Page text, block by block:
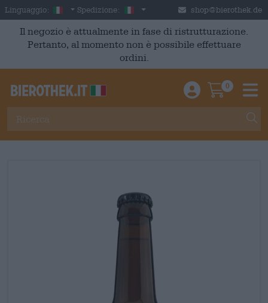
Skip to main content
Linguaggio: Italian
Spedizione: Italia shop@bierothek.de
Il negozio è attualmente in fase di ristrutturazione.
Pertanto, al momento non è possibile effettuare
ordini.
Einloggen /
0